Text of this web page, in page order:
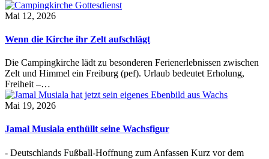
Mai 12, 2026
Wenn die Kirche ihr Zelt aufschlägt
Die Campingkirche lädt zu besonderen Ferienerlebnissen zwischen
Zelt und Himmel ein Freiburg (pef). Urlaub bedeutet Erholung,
Freiheit –…
Mai 19, 2026
Jamal Musiala enthüllt seine Wachsfigur
- Deutschlands Fußball-Hoffnung zum Anfassen Kurz vor dem